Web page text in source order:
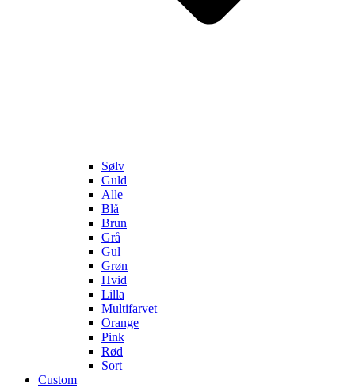
Sølv
Guld
Alle
Blå
Brun
Grå
Gul
Grøn
Hvid
Lilla
Multifarvet
Orange
Pink
Rød
Sort
Custom